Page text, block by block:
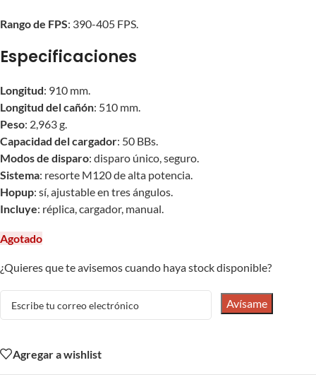
Rango de FPS: 390-405 FPS.
Especificaciones
Longitud: 910 mm.
Longitud del cañón: 510 mm.
Peso: 2,963 g.
Capacidad del cargador: 50 BBs.
Modos de disparo: disparo único, seguro.
Sistema: resorte M120 de alta potencia.
Hopup: sí, ajustable en tres ángulos.
Incluye: réplica, cargador, manual.
Agotado
¿Quieres que te avisemos cuando haya stock disponible?
Avísame
Agregar a wishlist